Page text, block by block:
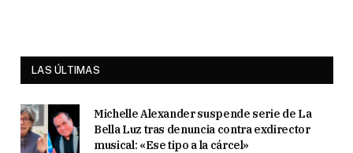
LAS ÚLTIMAS
Michelle Alexander suspende serie de La
Bella Luz tras denuncia contra exdirector
musical: «Ese tipo a la cárcel»